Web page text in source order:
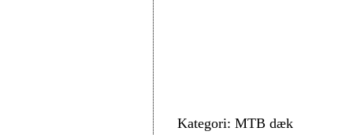
Kategori: MTB dæk